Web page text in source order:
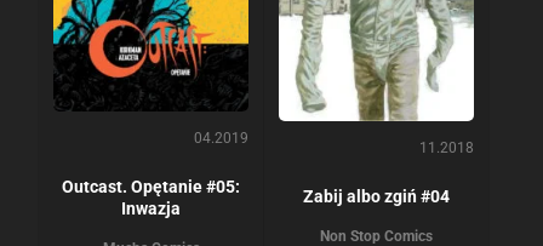
04.2019
Outcast. Opętanie #05:
Inwazja
11.2018
Zabij albo zgiń #04
Non Stop Comics